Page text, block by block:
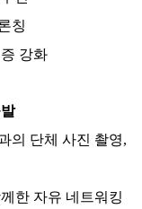
칭
강화
의 단체 사진 촬영,
한 자유 네트워킹